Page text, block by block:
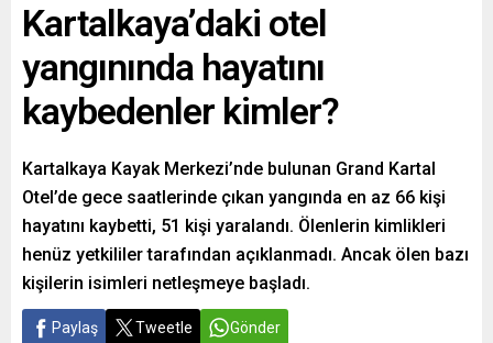
Kartalkaya’daki otel
yangınında hayatını
kaybedenler kimler?
Kartalkaya Kayak Merkezi’nde bulunan Grand Kartal
Otel’de gece saatlerinde çıkan yangında en az 66 kişi
hayatını kaybetti, 51 kişi yaralandı. Ölenlerin kimlikleri
henüz yetkililer tarafından açıklanmadı. Ancak ölen bazı
kişilerin isimleri netleşmeye başladı.
Paylaş Tweetle Gönder